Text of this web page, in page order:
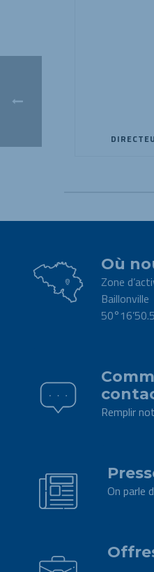
Où
Zone
Remplir
On parle